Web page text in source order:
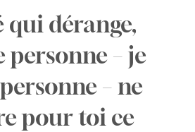
qui dérange,
personne – je
– ne
pour toi ce